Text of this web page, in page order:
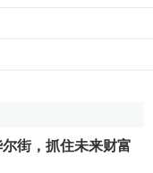
规则—泰勒规则
学理论表明，当总
而出现正的产出
街，抓住未来财富